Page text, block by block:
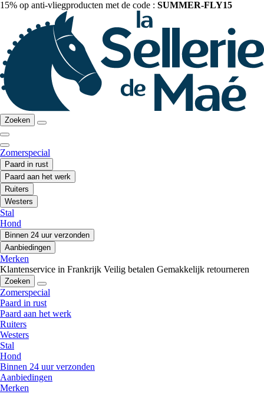
15% op anti-vliegproducten met de code : SUMMER-FLY15
Zoeken
Zomerspecial
Paard in rust
Paard aan het werk
Ruiters
Westers
Stal
Hond
Binnen 24 uur verzonden
Aanbiedingen
Merken
Klantenservice in Frankrijk Veilig betalen Gemakkelijk retourneren
Zoeken
Zomerspecial
Paard in rust
Paard aan het werk
Ruiters
Westers
Stal
Hond
Binnen 24 uur verzonden
Aanbiedingen
Merken